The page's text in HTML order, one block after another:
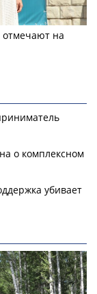
отмечают на
о комплексном
убивает